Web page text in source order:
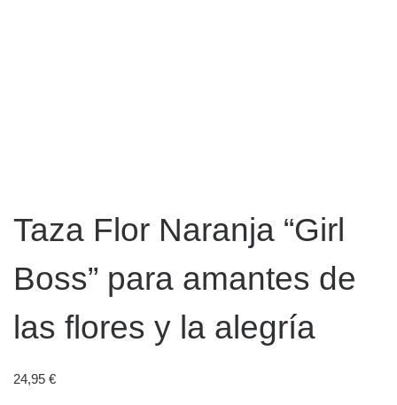
Taza Flor Naranja “Girl
Boss” para amantes de
las flores y la alegría
24,95 €